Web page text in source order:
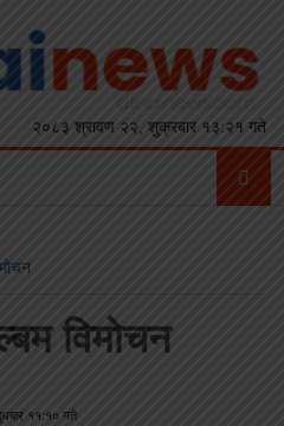
२०८३ श्रावण २२, शुक्रबार १३:२१ गते
विमोचन
११:१० गते